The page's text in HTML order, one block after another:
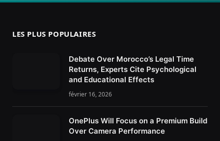
LES PLUS POPULAIRES
Debate Over Morocco’s Legal Time
Returns, Experts Cite Psychological
and Educational Effects
février 16, 2026
OnePlus Will Focus on a Premium Build
Over Camera Performance